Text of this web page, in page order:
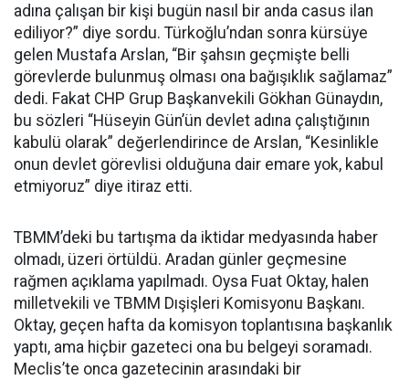
adına çalışan bir kişi bugün nasıl bir anda casus ilan
ediliyor?” diye sordu. Türkoğlu’ndan sonra kürsüye
gelen Mustafa Arslan, “Bir şahsın geçmişte belli
görevlerde bulunmuş olması ona bağışıklık sağlamaz”
dedi. Fakat CHP Grup Başkanvekili Gökhan Günaydın,
bu sözleri “Hüseyin Gün’ün devlet adına çalıştığının
kabulü olarak” değerlendirince de Arslan, “Kesinlikle
onun devlet görevlisi olduğuna dair emare yok, kabul
etmiyoruz” diye itiraz etti.
TBMM’deki bu tartışma da iktidar medyasında haber
olmadı, üzeri örtüldü. Aradan günler geçmesine
rağmen açıklama yapılmadı. Oysa Fuat Oktay, halen
milletvekili ve TBMM Dışişleri Komisyonu Başkanı.
Oktay, geçen hafta da komisyon toplantısına başkanlık
yaptı, ama hiçbir gazeteci ona bu belgeyi soramadı.
Meclis’te onca gazetecinin arasındaki bir